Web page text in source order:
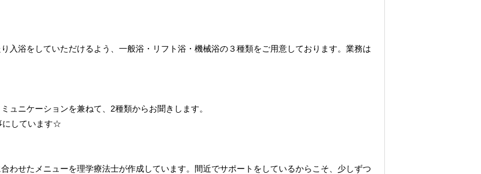
入浴をしていただけるよう、一般浴・リフト浴・機械浴の３種類をご用意しております。業務は
ュニケーションを兼ねて、2種類からお聞きします。
にしています☆
わせたメニューを理学療法士が作成しています。間近でサポートをしているからこそ、少しずつ